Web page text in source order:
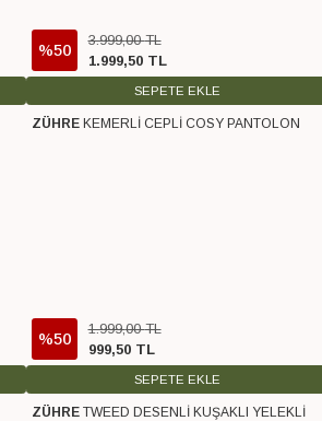
%50
3.999,00 TL
1.999,50 TL
SEPETE EKLE
Ücretsiz Kargo
ZÜHRE KEMERLİ CEPLİ COSY PANTOLON
%50
1.999,00 TL
999,50 TL
SEPETE EKLE
Ücretsiz Kargo
ZÜHRE TWEED DESENLİ KUŞAKLI YELEKLİ